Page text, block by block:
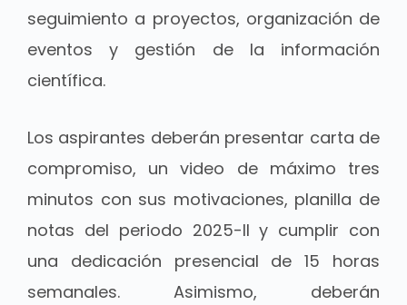
seguimiento a proyectos, organización de
eventos y gestión de la información
científica.
Los aspirantes deberán presentar carta de
compromiso, un video de máximo tres
minutos con sus motivaciones, planilla de
notas del periodo 2025-II y cumplir con
una dedicación presencial de 15 horas
semanales. Asimismo, deberán